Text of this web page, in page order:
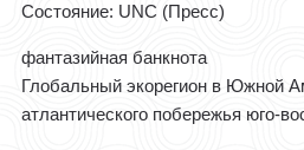
Состояние: UNC (Пресс)
фантазийная банкнота
Глобальный экорегион в Южной
атлантического побережья юго-